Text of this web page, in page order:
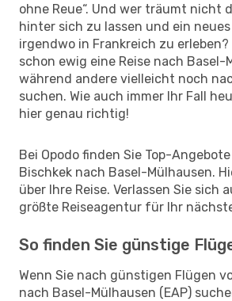
ohne Reue“. Und wer träumt nicht
hinter sich zu lassen und ein
irgendwo in Frankreich zu erleben?
schon ewig eine Reise nach Basel-
während andere vielleicht noch
suchen. Wie auch immer Ihr Fall
hier genau richtig!
Bei Opodo finden Sie Top-
Bischkek nach Basel-Mülhausen.
über Ihre Reise. Verlassen Sie sich
größte Reiseagentur für Ihr
So finden Sie günstige
Wenn Sie nach günstigen Flügen
nach Basel-Mülhausen (EAP)